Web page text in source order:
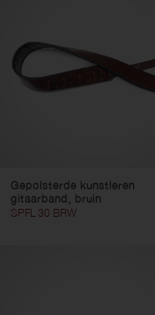
Instrumentkabels
reserveonderdelen
Gepolsterde kunstleren
gitaarband, bruin
SPFL 30 BRW